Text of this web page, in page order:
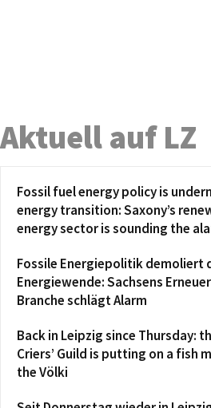
Aktuell auf LZ
Fossil fuel energy policy is
energy transition: Saxony’s
energy sector is sounding the
Fossile Energiepolitik demoliert
Energiewende: Sachsens
Branche schlägt Alarm
Back in Leipzig since Thursday:
Criers’ Guild is putting on a fish
the Völki